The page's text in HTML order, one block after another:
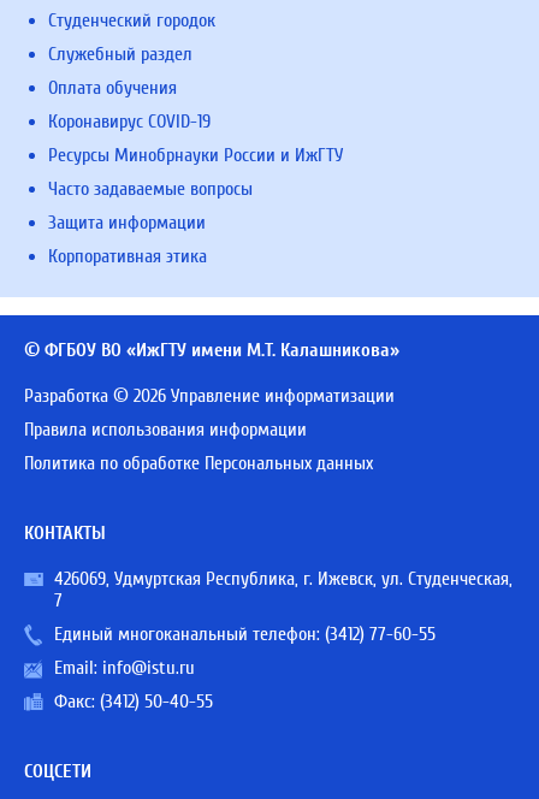
Студенческий городок
Служебный раздел
Оплата обучения
Коронавирус COVID-19
Ресурсы Минобрнауки России и ИжГТУ
Часто задаваемые вопросы
Защита информации
Корпоративная этика
© ФГБОУ ВО «ИжГТУ имени М.Т. Калашникова»
Разработка © 2026 Управление информатизации
Правила использования информации
Политика по обработке Персональных данных
КОНТАКТЫ
426069, Удмуртская Республика, г. Ижевск, ул. Студенческая,
7
Единый многоканальный телефон: (3412) 77-60-55
Email: info@istu.ru
Факс: (3412) 50-40-55
СОЦСЕТИ